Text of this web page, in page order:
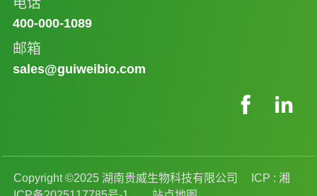
400-000-1089
邮箱
sales@guiweibio.com
Copyright ©2025 湖南贵威生物科技有限公司 ICP : 湘